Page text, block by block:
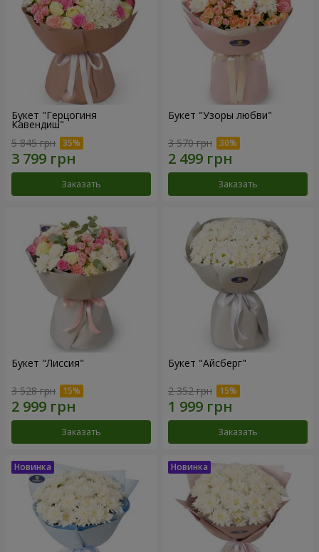
Букет "Герцогиня
Кавендиш"
5 845 грн
Заказать
Букет "Узоры любви"
3 570 грн
Заказать
Букет "Лиссия"
3 528 грн
Заказать
Букет "Айсберг"
2 352 грн
Заказать